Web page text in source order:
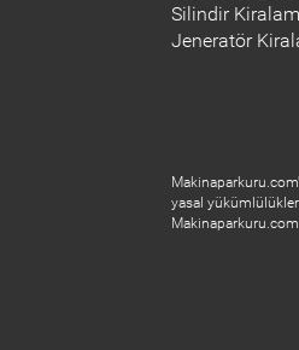
Silindir
Jeneratör
yasal yükümlülükler